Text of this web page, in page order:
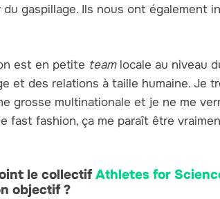
gaspillage. Ils nous ont également
est en petite teamlocale au niveau
et des relations à taille humaine. Je
grosse multinationale et je ne me
fast fashion, ça me paraît être
le collectifAthletes for
objectif ?